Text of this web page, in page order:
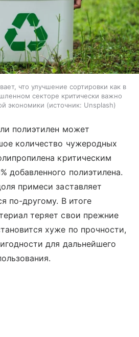
что улучшение сортировки как в
секторе критически важно
экономики
источник: Unsplash
полиэтилен может
количество чужеродных
критическим
добавленного полиэтилена.
примеси заставляет
по-другому. В итоге
теряет свои прежние
хуже по прочности,
для дальнейшего